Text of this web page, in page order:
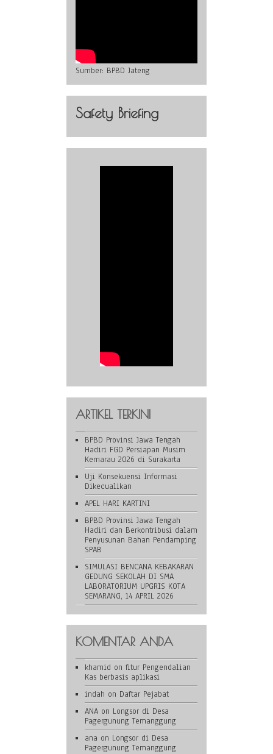
Sumber: BPBD Jateng
Safety Briefing
ARTIKEL TERKINI
BPBD Provinsi Jawa Tengah
Hadiri FGD Persiapan Musim
Kemarau 2026 di Surakarta
Uji Konsekuensi Informasi
Dikecualikan
APEL HARI KARTINI
BPBD Provinsi Jawa Tengah
Hadiri dan Berkontribusi dalam
Penyusunan Bahan Pendamping
SPAB
SIMULASI BENCANA KEBAKARAN
GEDUNG SEKOLAH DI SMA
LABORATORIUM UPGRIS KOTA
SEMARANG, 14 APRIL 2026
KOMENTAR ANDA
khamid on fitur Pengendalian
Kas berbasis aplikasi
indah on Daftar Pejabat
ANA on Longsor di Desa
Pagergunung Temanggung
ana on Longsor di Desa
Pagergunung Temanggung